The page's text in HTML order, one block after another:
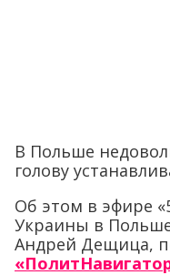
В Польше
голову
Об этом в эфире
Украины в
Андрей Дещица,